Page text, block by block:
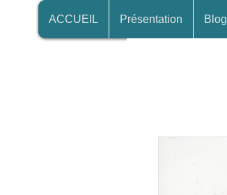
ACCUEIL Présentation Blog